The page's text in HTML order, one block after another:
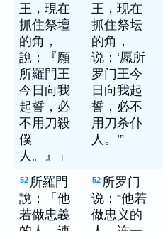
王，現在
抓住祭壇
的角，
說：『願
所羅門王
今日向我
起誓，必
不用刀殺
僕
人。』」
王，现在
抓住祭坛
的角，
说：‘愿所
罗门王今
日向我起
誓，必不
用刀杀仆
人。’”
52 所羅門
說：「他
若做忠義
52 所罗门
说：“他若
做忠义的